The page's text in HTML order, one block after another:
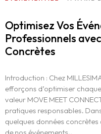
Optimisez Vos
Professionnels
Concrètes
Introduction : Chez
efforçons d’optimiser
valeur MOVE MEET
pratiques responsables.
quelques données